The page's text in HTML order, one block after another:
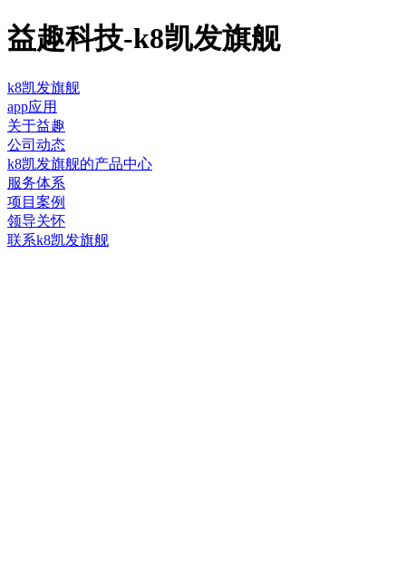
益趣科技-k8凯发旗舰
k8凯发旗舰
app应用
关于益趣
公司动态
k8凯发旗舰的产品中心
服务体系
项目案例
领导关怀
联系k8凯发旗舰